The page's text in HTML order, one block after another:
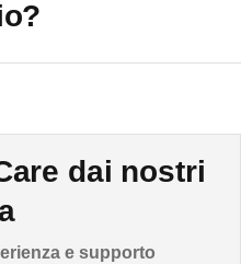
dai nostri
e supporto